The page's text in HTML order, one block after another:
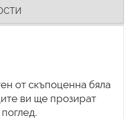
от скъпоценна бяла
ви ще прозират